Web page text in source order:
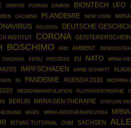
GRIPPE PSIRAM DÄMON BIONTECH UFO
CALMING PLANDEMIE NEW YORK
RELIGION DEUTSCHE
INSTITUT CORONA
BOSCHIMO ARD AMBIENT
TANZANIA PERU PROZESS EU NATO MRNA-
IMPFSCHADEN ARNE SCHMITT
3G PANDEMIE AGENDA 2030
MEDIENMANIPULATION FLUTKATASTROPHE
BERLIN MRNA GEN-THERAPIE DYATLOW
MARS MRNA-GENTHERAPEUTIKA
BITWIG TUTORIAL OSM SACHSEN